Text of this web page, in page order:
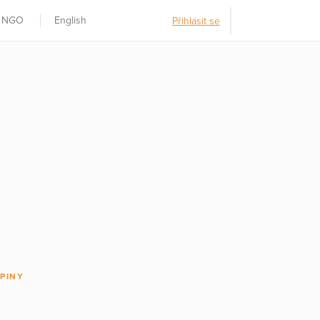
English Přihlásit se